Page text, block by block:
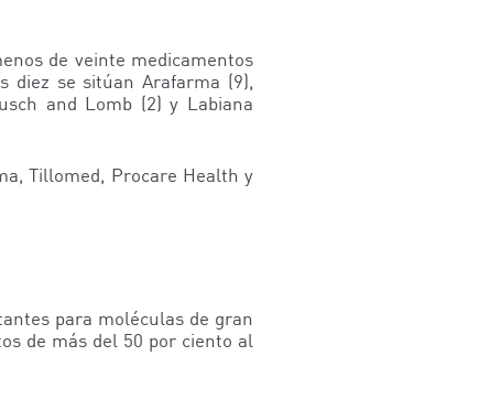
de veinte medicamentos
diez se sitúan Arafarma (9),
and Lomb (2) y Labiana
Tillomed, Procare Health y
para moléculas de gran
de más del 50 por ciento al